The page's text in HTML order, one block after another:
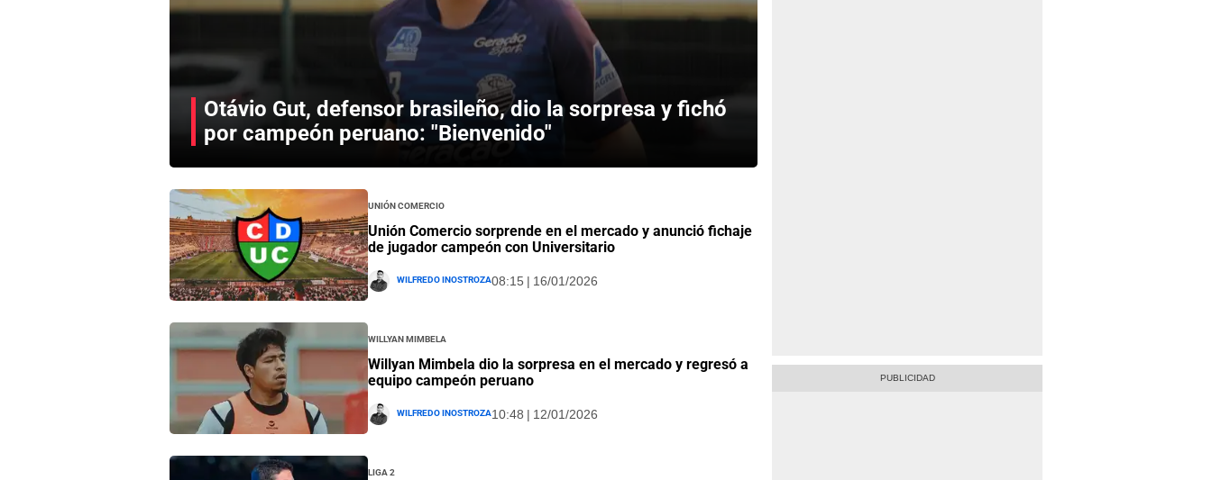
Otávio Gut, defensor brasileño, dio la sorpresa y fichó
por campeón peruano: "Bienvenido"
Unión Comercio
Unión Comercio sorprende en el mercado y anunció fichaje
de jugador campeón con Universitario
Wilfredo Inostroza08:15 | 16/01/2026
Willyan Mimbela
Willyan Mimbela dio la sorpresa en el mercado y regresó a
equipo campeón peruano
Wilfredo Inostroza10:48 | 12/01/2026
Liga 2